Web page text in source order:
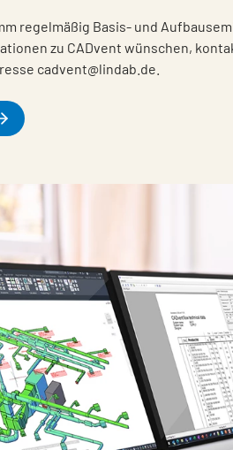
regelmäßig Basis- und
zu CADvent wünschen,
cadvent@lindab.de.